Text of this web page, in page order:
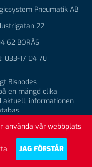
använda vår webbplats
JAG FÖRSTÅR
Pneumatik AB
22
62 BORÅS
033-17 04 70